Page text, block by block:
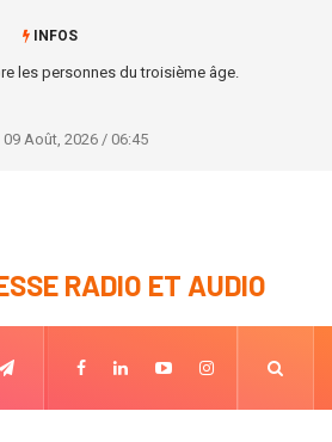
INFOS
les personnes du troisième âge.
09 Août, 2026 / 06:45
RADIO ET AUDIO